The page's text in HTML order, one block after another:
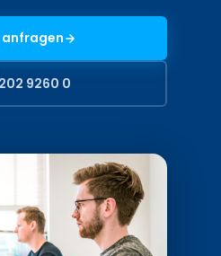
9260 0